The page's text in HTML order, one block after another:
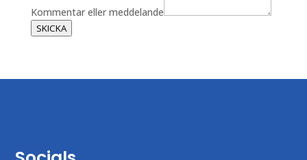
p
o
s
Kommentar eller meddelande
SKICKA